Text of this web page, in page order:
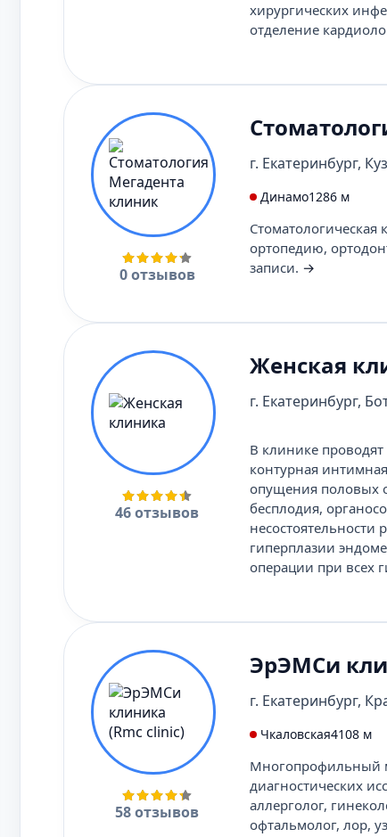
хирургических
отделение
0 отзывов
г. Екатеринбург,
Динамо1286 м
Стоматологическая
ортопедию,
записи. →
46 отзывов
Женская
г. Екатеринбург,
В клинике
контурная
опущения половых
бесплодия,
несостоятельности
гиперплазии
операции при всех
58 отзывов
ЭрЭМСи
г. Екатеринбург,
Чкаловская4108 м
Многопрофильный
диагностических
аллерголог,
офтальмолог, лор,